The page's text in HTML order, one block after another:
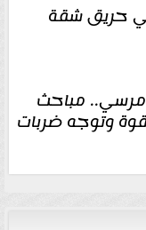
حريق شقة
مرسي.. مباحث
وتوجه ضربات